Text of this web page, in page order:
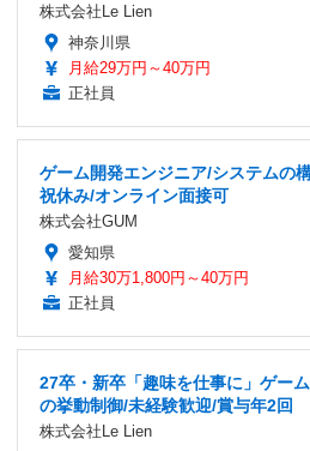
株式会社Le Lien
神奈川県
月給29万円～40万円
正社員
ゲーム開発エンジニア/システムの
祝休み/オンライン面接可
株式会社GUM
愛知県
月給30万1,800円～40万円
正社員
27卒・新卒「趣味を仕事に」ゲー
の挙動制御/未経験歓迎/賞与年2回
株式会社Le Lien